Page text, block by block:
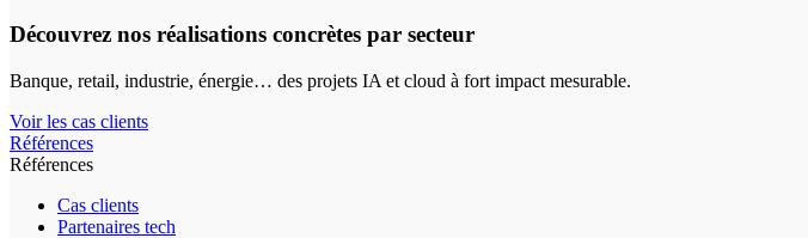
Découvrez nos réalisations concrètes par secteur
Banque, retail, industrie, énergie… des projets IA et cloud à fort impact mesurable.
Voir les cas clients
Références
Références
Cas clients
Partenaires tech